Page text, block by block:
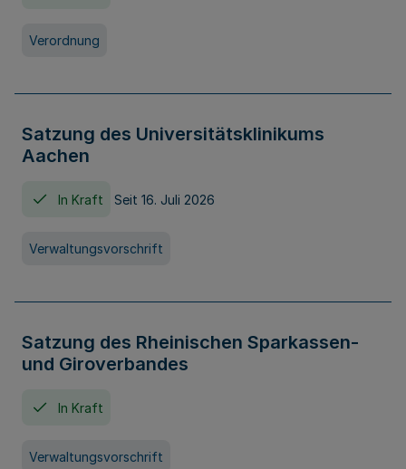
Verordnung
Satzung des Universitätsklinikums
Aachen
In Kraft Seit 16. Juli 2026
Verwaltungsvorschrift
Satzung des Rheinischen Sparkassen-
und Giroverbandes
In Kraft
Verwaltungsvorschrift